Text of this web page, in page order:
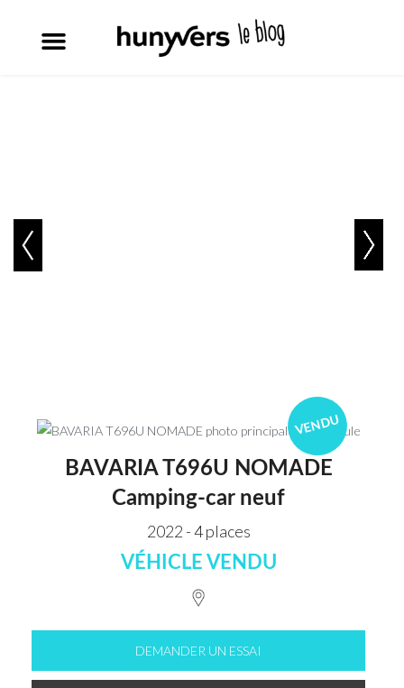
VENDU
BAVARIA T696U NOMADE
Camping-car neuf
2022 - 4 places
VÉHICLE VENDU
DEMANDER UN ESSAI